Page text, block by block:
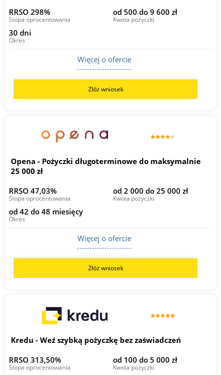
RRSO 298%
Stopa oprocentowania
od 500 do 9 600 zł
Kwota pożyczki
30 dni
Okres
Więcej o ofercie
Złóż wniosek
Opena - Pożyczki długoterminowe do maksymalnie
25 000 zł
RRSO 47,03%
Stopa oprocentowania
od 2 000 do 25 000 zł
Kwota pożyczki
od 42 do 48 miesięcy
Okres
Więcej o ofercie
Złóż wniosek
Kredu - Weź szybką pożyczkę bez zaświadczeń
RRSO 313,50%
Stopa oprocentowania
od 100 do 5 000 zł
Kwota pożyczki